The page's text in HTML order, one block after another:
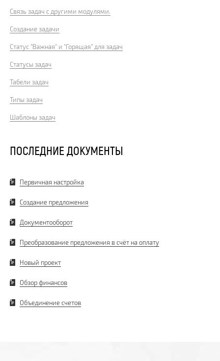
Связь задач с другими модулями.
Создание задачи
Статус "Важная" и "Горящая" для задач
Статусы задач
Табели задач
Типы задач
Шаблоны задач
ПОСЛЕДНИЕ ДОКУМЕНТЫ
Первичная настройка
Создание предложения
Документооборот
Преобразование предложения в счёт на оплату
Новый проект
Обзор финансов
Объединение счетов